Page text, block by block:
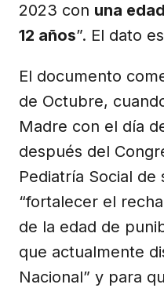
2023 con una
12 años”. El dato
El documento
de Octubre,
Madre con el día
después del
Pediatría Social
“fortalecer el
de la edad de
que actualmente
Nacional” y para